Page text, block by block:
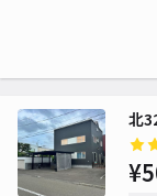
北